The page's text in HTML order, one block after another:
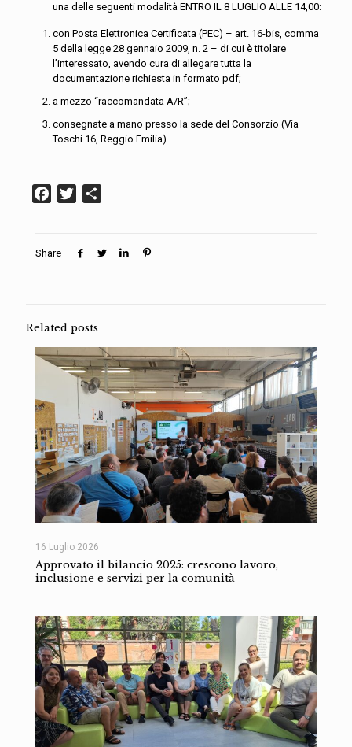
una delle seguenti modalità ENTRO IL 8 LUGLIO ALLE 14,00:
con Posta Elettronica Certificata (PEC) – art. 16-bis, comma
5 della legge 28 gennaio 2009, n. 2 – di cui è titolare
l’interessato, avendo cura di allegare tutta la
documentazione richiesta in formato pdf;
a mezzo “raccomandata A/R”;
consegnate a mano presso la sede del Consorzio (Via
Toschi 16, Reggio Emilia).
Facebook
Twitter
Share
Related posts
16 Luglio 2026
Approvato il bilancio 2025: crescono lavoro,
inclusione e servizi per la comunità